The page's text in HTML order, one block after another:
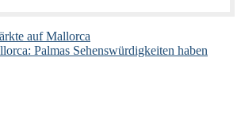
auf Mallorca
Palmas Sehenswürdigkeiten haben